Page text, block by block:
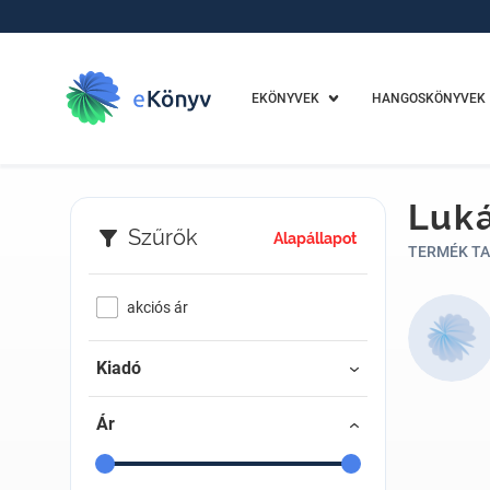
EKÖNYVEK HANGOSKÖNYVEK
Szűrők Alapállapot
akciós ár
Kiadó
Ár
TERMÉK